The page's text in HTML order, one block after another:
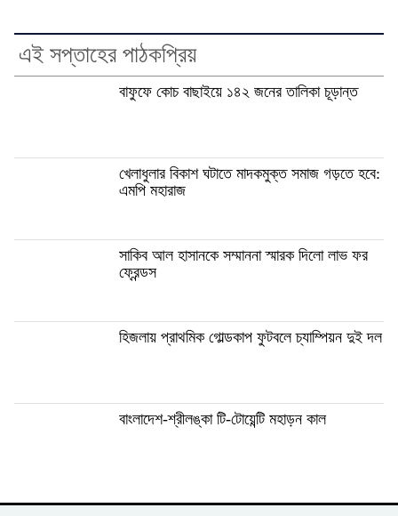
এই সপ্তাহের পাঠকপ্রিয়
বাফুফে কোচ বাছাইয়ে ১৪২ জনের তালিকা চূড়ান্ত
খেলাধুলার বিকাশ ঘটাতে মাদকমুক্ত সমাজ গড়তে হবে:
এমপি মহারাজ
সাকিব আল হাসানকে সম্মাননা স্মারক দিলো লাভ ফর
ফ্রেন্ডস
হিজলায় প্রাথমিক গোল্ডকাপ ফুটবলে চ্যাম্পিয়ন দুই দল
বাংলাদেশ-শ্রীলঙ্কা টি-টোয়েন্টি মহাড়ন কাল